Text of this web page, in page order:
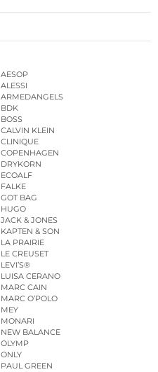
AESOP
ALESSI
ARMEDANGELS
BDK
BOSS
CALVIN KLEIN
CLINIQUE
COPENHAGEN
DRYKORN
ECOALF
FALKE
GOT BAG
HUGO
JACK & JONES
KAPTEN & SON
LA PRAIRIE
LE CREUSET
LEVI’S®
LUISA CERANO
MARC CAIN
MARC O’POLO
MEY
MONARI
NEW BALANCE
OLYMP
ONLY
PAUL GREEN